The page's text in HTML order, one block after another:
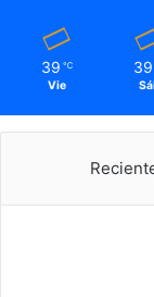
39 ℃
Vie
39